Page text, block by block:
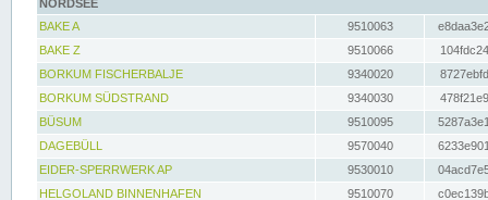
NORDSEE
BAKE A
9510063
BAKE Z
9510066
BORKUM FISCHERBALJE
9340020
BORKUM SÜDSTRAND
9340030
BÜSUM
9510095
DAGEBÜLL
9570040
EIDER-SPERRWERK AP
9530010
HELGOLAND BINNENHAFEN
9510070